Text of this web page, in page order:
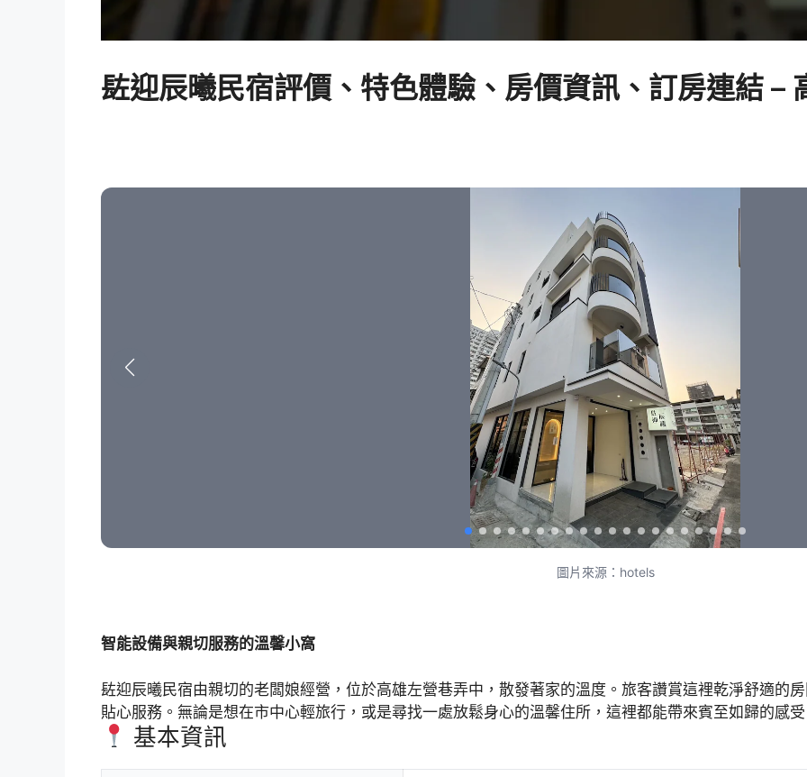
䦈迎辰曦民宿評價、特色體驗、房價資訊、訂房連結 –
圖片來源：hotels
智能設備與親切服務的溫馨小窩
䦈迎辰曦民宿由親切的老闆娘經營，位於高雄左營巷弄中，散發著家的溫度。旅客讚賞這裡乾淨舒適的
貼心服務。無論是想在市中心輕旅行，或是尋找一處放鬆身心的溫馨住所，這裡都能帶來賓至如歸的感
基本資訊